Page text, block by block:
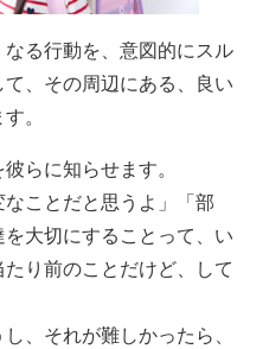
る行動を、意図的にスル
、その周辺にある、良い
。
らに知らせます。
なことだと思うよ」「部
大切にすることって、い
り前のことだけど、して
、それが難しかったら、